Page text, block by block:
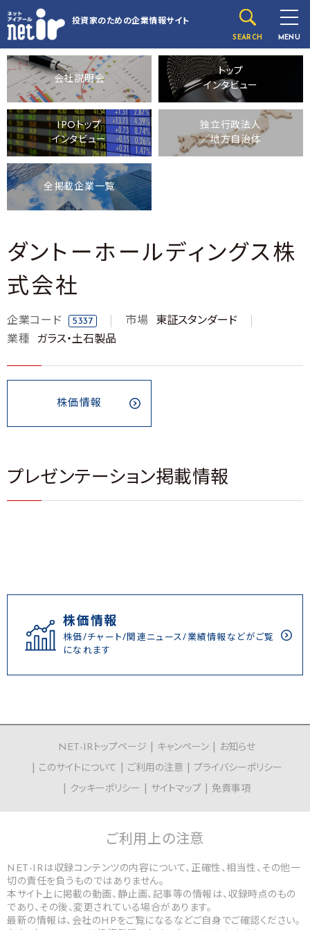
投資家のための企業情報サイト
SEARCH MENU
会社説明会
トップ
インタビュー
IPOトップ
インタビュー
独立行政法人
／地方自治体
全掲載企業一覧
ダントーホールディングス株
式会社
企業コード 5337 市場
東証スタンダード
業種
ガラス・土石製品
株価情報
プレゼンテーション掲載情報
株価情報
株価/チャート/関連ニュース/業績情報などがご覧
になれます
NET-IRトップページ キャンペーン
お知らせ
このサイトについて
ご利用の注意
プライバシーポリシー
クッキーポリシー
サイトマップ 免責事項
ご利用上の注意
NET-IRは収録コンテンツの内容について、正確性、相当性、その他一
切の責任を負うものではありません。
本サイト上に掲載の動画、静止画、記事等の情報は、収録時点のもの
であり、その後、変更されている場合があります。
最新の情報は、会社のHPをご覧になるなどご自身でご確認ください。